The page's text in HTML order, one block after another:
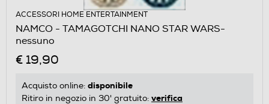
ACCESSORI HOME ENTERTAINMENT
NAMCO - TAMAGOTCHI NANO STAR WARS-
nessuno
€ 19,90
Acquisto online: disponibile
Ritiro in negozio in 30' gratuito: verifica